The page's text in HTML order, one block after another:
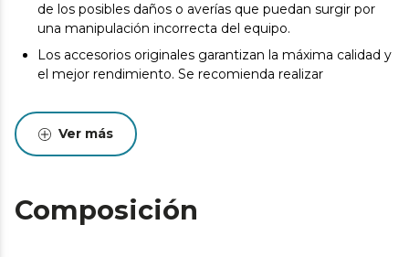
de los posibles daños o averías que puedan surgir por
una manipulación incorrecta del equipo.
Los accesorios originales garantizan la máxima calidad y
el mejor rendimiento. Se recomienda realizar
Ver más
Composición